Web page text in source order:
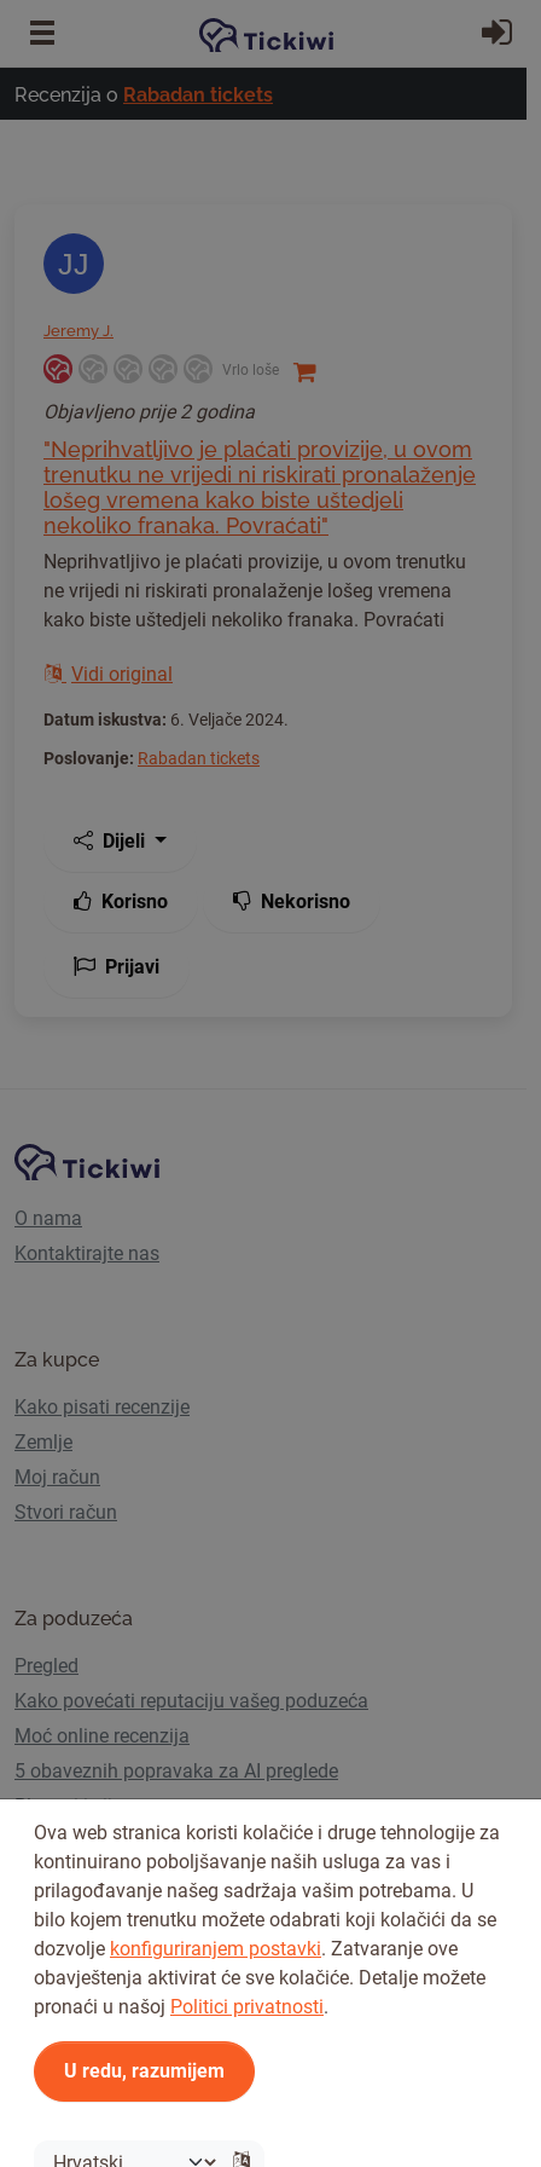
Preskoči na glavni sadržaj
Recenzija o Rabadan tickets
JJ
Jeremy J.
Vrlo loše
Objavljeno prije 2 godina
"Neprihvatljivo je plaćati provizije, u ovom
trenutku ne vrijedi ni riskirati pronalaženje
lošeg vremena kako biste uštedjeli
nekoliko franaka. Povraćati"
Neprihvatljivo je plaćati provizije, u ovom trenutku
ne vrijedi ni riskirati pronalaženje lošeg vremena
kako biste uštedjeli nekoliko franaka. Povraćati
Vidi original
Datum iskustva: 6. Veljače 2024.
Poslovanje: Rabadan tickets
Dijeli
Korisno Nekorisno
Prijavi
Navigacija stranice
Tickiwi platforma
O nama
Kontaktirajte nas
Za kupce
Kako pisati recenzije
Zemlje
Moj račun
Stvori račun
Za poduzeća
Pregled
Kako povećati reputaciju vašeg poduzeća
Moć online recenzija
5 obaveznih popravaka za AI preglede
Planovi i cijene
Pratite nas na
© 2026 Tickiwi - Sva prava pridržana
Ova web stranica koristi kolačiće i druge tehnologije za
kontinuirano poboljšavanje naših usluga za vas i
prilagođavanje našeg sadržaja vašim potrebama. U
bilo kojem trenutku možete odabrati koji kolačići da se
dozvolje konfiguriranjem postavki. Zatvaranje ove
obavještenja aktivirat će sve kolačiće. Detalje možete
pronaći u našoj Politici privatnosti.
U redu, razumijem